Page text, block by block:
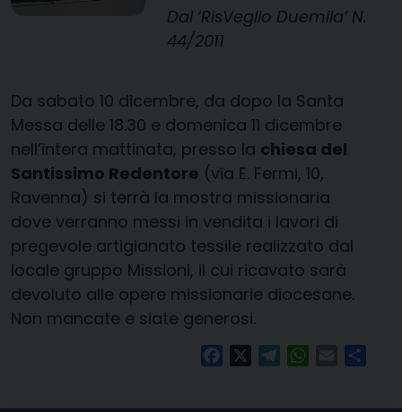
Dal ‘RisVeglio Duemila’ N.
44/2011
Da sabato 10 dicembre, da dopo la Santa
Messa delle 18.30 e domenica 11 dicembre
nell’intera mattinata, presso la chiesa del
Santissimo Redentore (via E. Fermi, 10,
Ravenna) si terrà la mostra missionaria
dove verranno messi in vendita i lavori di
pregevole artigianato tessile realizzato dal
locale gruppo Missioni, il cui ricavato sarà
devoluto alle opere missionarie diocesane.
Non mancate e siate generosi.
FacebookTelegramWhatsApp
Email